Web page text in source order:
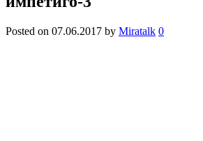
Posted on 07.06.2017 by Miratalk 0